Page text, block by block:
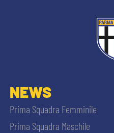
NEWS
Prima Squadra Femminile
Prima Squadra Maschile